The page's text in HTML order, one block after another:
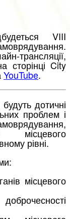
VIII
трансляції,
сторінці City
YouTube.
дотичні
проблем і
місцевого
рівні.
місцевого